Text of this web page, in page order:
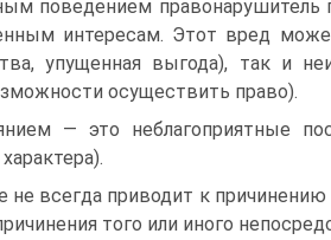
поведением правонарушитель
интересам. Этот вред
упу­щенная выгода), так и
осуществить право).
— это неблагоприятные
не всегда приводит к
того или иного